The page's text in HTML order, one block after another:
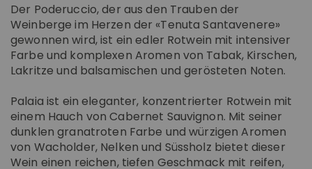
Der Poderuccio, der aus den Trauben der
Weinberge im Herzen der «Tenuta Santavenere»
gewonnen wird, ist ein edler Rotwein mit intensiver
Farbe und komplexen Aromen von Tabak, Kirschen,
Lakritze und balsamischen und gerösteten Noten.
Palaia ist ein eleganter, konzentrierter Rotwein mit
einem Hauch von Cabernet Sauvignon. Mit seiner
dunklen granatroten Farbe und würzigen Aromen
von Wacholder, Nelken und Süssholz bietet dieser
Wein einen reichen, tiefen Geschmack mit reifen,